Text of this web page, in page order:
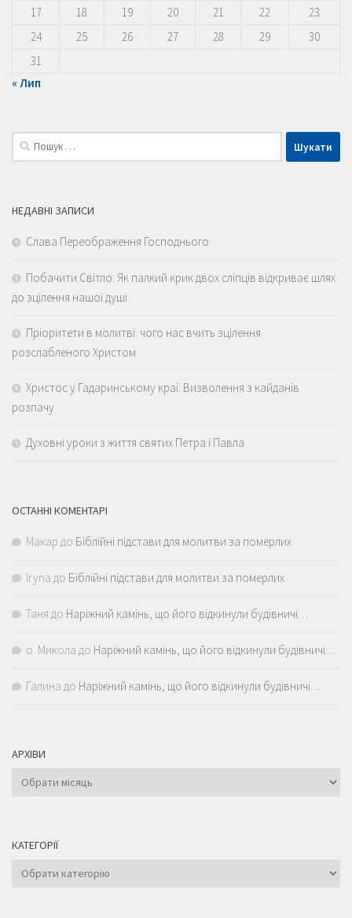
17
18 19 20 21 22
23
24
25 26 27 28 29
30
31
« Лип
Пошук:
НЕДАВНІ ЗАПИСИ
Слава Переображення Господнього
Побачити Світло: Як палкий крик двох сліпців відкриває шлях
до зцілення нашої душі
Пріоритети в молитві: чого нас вчить зцілення
розслабленого Христом
Христос у Гадаринському краї: Визволення з кайданів
розпачу
Духовні уроки з життя святих Петра і Павла
ОСТАННІ КОМЕНТАРІ
Макар до Біблійні підстави для молитви за померлих
Iryna до Біблійні підстави для молитви за померлих
Таня до Наріжний камінь, що його відкинули будівничі…
о. Микола до Наріжний камінь, що його відкинули будівничі…
Галина до Наріжний камінь, що його відкинули будівничі…
АРХІВИ
Архіви
КАТЕГОРІЇ
Категорії